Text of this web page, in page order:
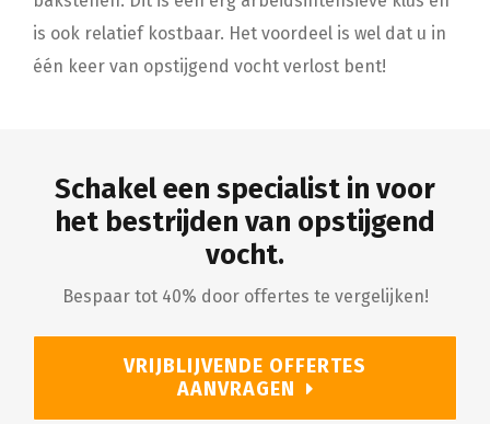
is ook relatief kostbaar. Het voordeel is wel dat u in
één keer van opstijgend vocht verlost bent!
Schakel een specialist in voor
het bestrijden van opstijgend
vocht.
Bespaar tot 40% door offertes te vergelijken!
VRIJBLIJVENDE OFFERTES
AANVRAGEN